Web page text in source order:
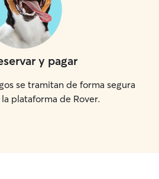
y pagar
se tramitan de forma segura
plataforma de Rover.